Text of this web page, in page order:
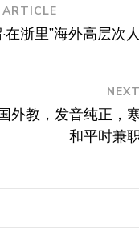
在浙里”海外高层次
外教，发音纯正，
和平时兼